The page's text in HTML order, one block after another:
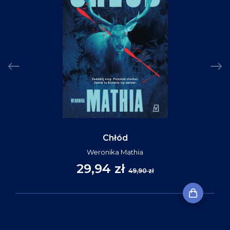
Chłód
Weronika Mathia
29,94 zł 49,90 zł